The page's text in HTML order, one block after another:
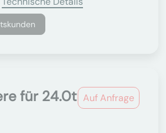
Auf Anfrage
für 24.0t